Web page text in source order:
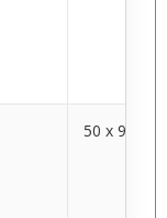
50 x 96 x